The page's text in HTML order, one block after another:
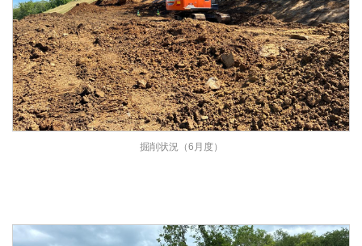
掘削状況（6月度）